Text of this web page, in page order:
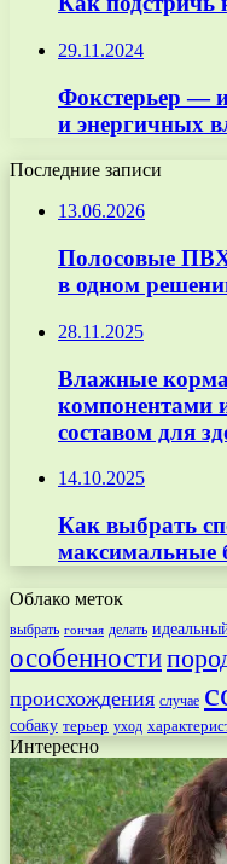
29.11.2024
Фокстерьер —
и энергичных
Последние записи
13.06.2026
Полосовые
в одном
28.11.2025
Влажные
компонентами
составом для
14.10.2025
Как выбрать
максимальные
Облако меток
выбрать гончая делать
особенности
происхождения случае
собаку терьер уход
Интересно